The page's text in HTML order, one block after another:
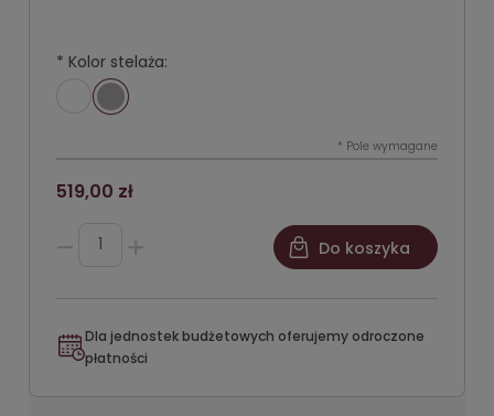
* Kolor stelaża:
* Pole wymagane
519,00 zł
Do koszyka
Dla jednostek budżetowych oferujemy odroczone
płatności